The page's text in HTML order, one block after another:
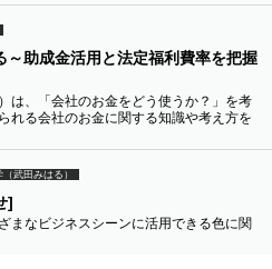
助成金活用と法定福利費率を把握
は、「会社のお金をどう使うか？」を考
れる会社のお金に関する知識や考え方を
武田みはる）
]
まなビジネスシーンに活用できる色に関